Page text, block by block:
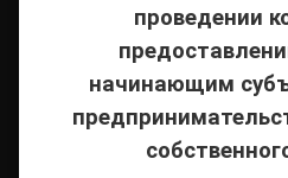
проведении
начинающим